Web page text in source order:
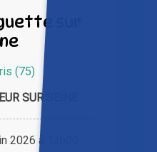
sur
(75)
SUR SEINE
à 13h00